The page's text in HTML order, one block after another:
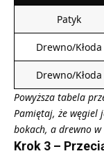
Patyk
Drewno/Kłoda
Drewno/Kłoda
Powyższa tabela
Pamiętaj, że węgiel
bokach, a drewno
Krok 3 –